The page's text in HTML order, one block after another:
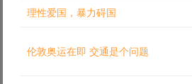
理性爱国，暴力碍国
伦敦奥运在即 交通是个问题